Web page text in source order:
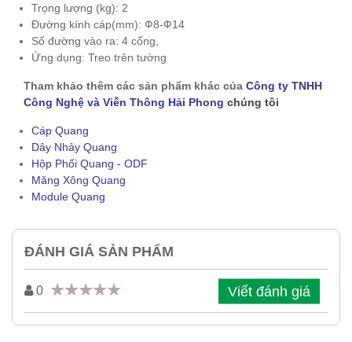
Trọng lượng (kg): 2
Đường kính cáp(mm): Ф8-Ф14
Số đường vào ra: 4 cổng,
Ứng dụng: Treo trên tường
Tham khảo thêm các sản phẩm khác của Công ty TNHH
Công Nghệ và Viễn Thông Hải Phong chúng tôi
Cáp Quang
Dây Nhảy Quang
Hộp Phối Quang - ODF
Măng Xông Quang
Module Quang
ĐÁNH GIÁ SẢN PHẨM
0 Viết đánh giá